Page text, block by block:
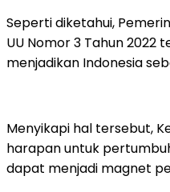
Seperti diketahui,
UU Nomor 3 Tahun
menjadikan Indonesia
Menyikapi hal tersebut,
harapan untuk
dapat menjadi magnet